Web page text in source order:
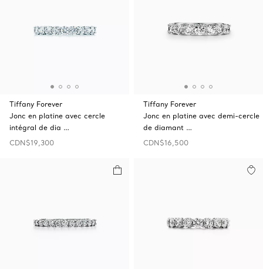
Tiffany Forever
Jonc en platine avec cercle
intégral de dia …
CDN$19,300
Tiffany Forever
Jonc en platine avec demi-cercle
de diamant …
CDN$16,500